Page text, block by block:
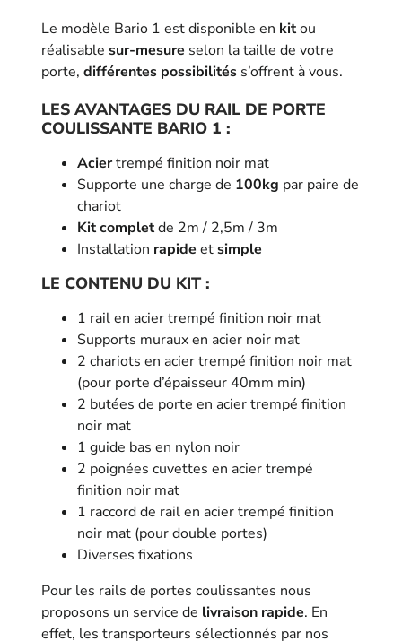
Le modèle Bario 1 est disponible en kitou
réalisable sur-mesure selon la taille de votre
porte, différentes possibilitéss’offrent à vous.
LES AVANTAGES DU RAIL DE PORTE
COULISSANTE BARIO 1 :
Aciertrempé finition noir mat
Supporte une charge de 100kg par paire de
chariot
Kit completde 2m / 2,5m / 3m
Installation rapide etsimple
LE CONTENU DU KIT :
1 rail en acier trempé finition noir mat
Supports muraux en acier noir mat
2 chariots en acier trempé finition noir mat
(pour porte d’épaisseur 40mm min)
2 butées de porte en acier trempé finition
noir mat
1 guide bas en nylon noir
2 poignées cuvettes en acier trempé
finition noir mat
1 raccord de rail en acier trempé finition
noir mat (pour double portes)
Diverses fixations
Pour les rails de portes coulissantes nous
proposons un service de livraison rapide. En
effet, les transporteurs sélectionnés par nos